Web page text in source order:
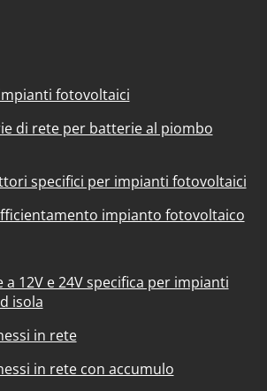
fotovoltaici
di rete per batterie al piombo
specifici per impianti fotovoltaici
impianto fotovoltaico
12V e 24V specifica per impianti
isola
in rete
in rete con accumulo